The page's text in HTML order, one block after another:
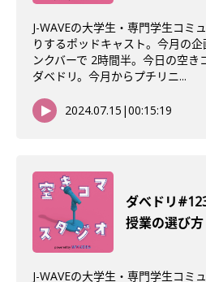
J-WAVEの大学生・専門学生コミ
りするポッドキャスト。今月の
ンクバーで 2時間半。今日の空き
ダベドリ。今月からプチリニ...
2024.07.15 |00:15:19
ダべドリ
授業の選び方
J-WAVEの大学生・専門学生コミ